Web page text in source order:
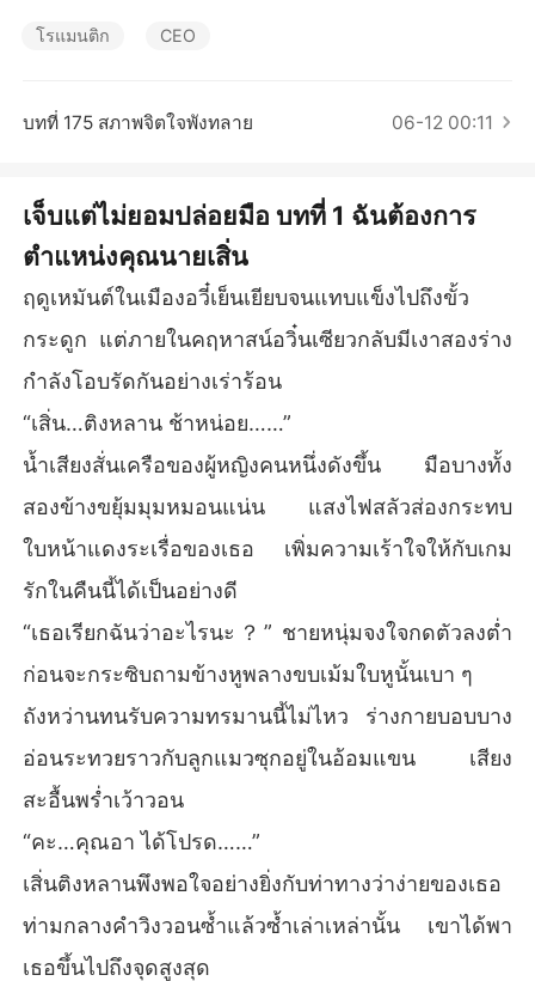
เดิมทีถังหว่านคิดว่าเธอคือคนพิเศษหลังจากอยู่กับเสิ่นติงหลาน
จนกระทั่งถังหว่านเห็นว่าเสิ่นติงหลานพาคนรักของเขาไปตรว
จครรภ์ เธอจึงยอมแพ้แล้ว
เธอหยุดติดตามเขาอีก แต่จู่ๆ เขากลับไม่ยอมปล่อยเธอไป
"ถ้าคุณไม่เชื่อฉัน ทำไมคุณไม่ปล่อยฉันไปล่ะ?"
ชายผู้เคยหยิ่งยะโสขนาดนั้น ตอนนี้ก้มหัวลงและขอร้องว่า "หว
านหว่าน ฉันผิดไปแล้ว โปรดอย่าทิ้งฉันไป"
โรแมนติก CEO
บทที่ 175 สภาพจิตใจพังทลาย 06-12 00:11
เจ็บแต่ไม่ยอมปล่อยมือ บทที่ 1 ฉันต้องการ
ตำแหน่งคุณนายเสิ่น
ฤดูเหมันต์ในเมืองอวี๋เย็นเยียบจนแทบแข็งไปถึงขั้ว
กระดูก แต่ภายในคฤหาสน์อวิ๋นเซียวกลับมีเงาสองร่าง
กำลังโอบรัดกันอย่างเร่าร้อน
“เสิ่น…ติงหลาน ช้าหน่อย……”
น้ำเสียงสั่นเครือของผู้หญิงคนหนึ่งดังขึ้น มือบางทั้ง
สองข้างขยุ้มมุมหมอนแน่น แสงไฟสลัวส่องกระทบ
ใบหน้าแดงระเรื่อของเธอ เพิ่มความเร้าใจให้กับเกม
รักในคืนนี้ได้เป็นอย่างดี
“เธอเรียกฉันว่าอะไรนะ？” ชายหนุ่มจงใจกดตัวลงต่ำ
ก่อนจะกระซิบถามข้างหูพลางขบเม้มใบหูนั้นเบา ๆ
ถังหว่านทนรับความทรมานนี้ไม่ไหว ร่างกายบอบบาง
อ่อนระทวยราวกับลูกแมวซุกอยู่ในอ้อมแขน เสียง
สะอื้นพร่ำเว้าวอน
“คะ…คุณอา ได้โปรด……”
เสิ่นติงหลานพึงพอใจอย่างยิ่งกับท่าทางว่าง่ายของเธอ
ท่ามกลางคำวิงวอนซ้ำแล้วซ้ำเล่าเหล่านั้น เขาได้พา
เธอขึ้นไปถึงจุดสูงสุด